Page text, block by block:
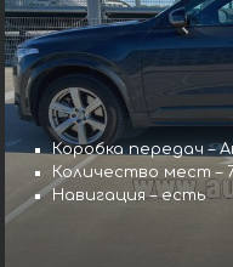
Коробка передач –
Количество мест –
Навигация – есть